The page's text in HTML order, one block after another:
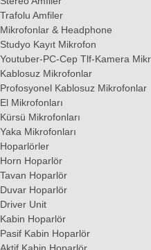
Trafolu Amfiler
Mikrofonlar & Headphone
Studyo Kayıt Mikrofon
Youtuber-PC-Cep Tlf-Kamera
Kablosuz Mikrofonlar
Profosyonel Kablosuz Mikrofonlar
El Mikrofonları
Kürsü Mikrofonları
Yaka Mikrofonları
Hoparlörler
Horn Hoparlör
Tavan Hoparlör
Duvar Hoparlör
Driver Unit
Kabin Hoparlör
Pasif Kabin Hoparlör